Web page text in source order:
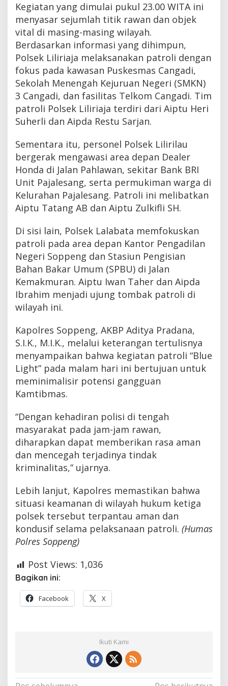
Kegiatan yang dimulai pukul 23.00 WITA ini
menyasar sejumlah titik rawan dan objek
vital di masing-masing wilayah.
Berdasarkan informasi yang dihimpun,
Polsek Liliriaja melaksanakan patroli dengan
fokus pada kawasan Puskesmas Cangadi,
Sekolah Menengah Kejuruan Negeri (SMKN)
3 Cangadi, dan fasilitas Telkom Cangadi. Tim
patroli Polsek Liliriaja terdiri dari Aiptu Heri
Suherli dan Aipda Restu Sarjan.
Sementara itu, personel Polsek Lilirilau
bergerak mengawasi area depan Dealer
Honda di Jalan Pahlawan, sekitar Bank BRI
Unit Pajalesang, serta permukiman warga di
Kelurahan Pajalesang. Patroli ini melibatkan
Aiptu Tatang AB dan Aiptu Zulkifli SH.
Di sisi lain, Polsek Lalabata memfokuskan
patroli pada area depan Kantor Pengadilan
Negeri Soppeng dan Stasiun Pengisian
Bahan Bakar Umum (SPBU) di Jalan
Kemakmuran. Aiptu Iwan Taher dan Aipda
Ibrahim menjadi ujung tombak patroli di
wilayah ini.
Kapolres Soppeng, AKBP Aditya Pradana,
S.I.K., M.I.K., melalui keterangan tertulisnya
menyampaikan bahwa kegiatan patroli “Blue
Light” pada malam hari ini bertujuan untuk
meminimalisir potensi gangguan
Kamtibmas.
“Dengan kehadiran polisi di tengah
masyarakat pada jam-jam rawan,
diharapkan dapat memberikan rasa aman
dan mencegah terjadinya tindak
kriminalitas,” ujarnya.
Lebih lanjut, Kapolres memastikan bahwa
situasi keamanan di wilayah hukum ketiga
polsek tersebut terpantau aman dan
kondusif selama pelaksanaan patroli. (Humas
Polres Soppeng)
Post Views: 1,036
Bagikan ini:
Facebook X
Ikuti Kami